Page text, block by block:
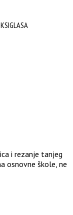
i rezanje tanjeg
osnovne škole, ne